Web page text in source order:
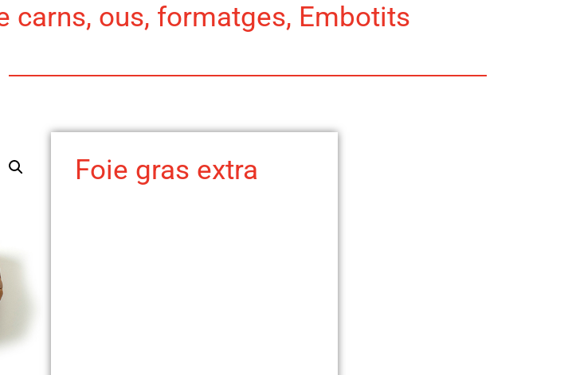
carns, ous, formatges, Embotits
Foie gras extra